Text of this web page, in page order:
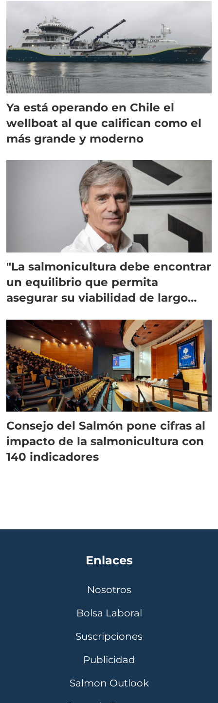
Ya está operando en Chile el
wellboat al que califican como el
más grande y moderno
"La salmonicultura debe encontrar
un equilibrio que permita
asegurar su viabilidad de largo
Consejo del Salmón pone cifras al
impacto de la salmonicultura con
140 indicadores
Enlaces
Nosotros
Bolsa Laboral
Suscripciones
Publicidad
Salmon Outlook